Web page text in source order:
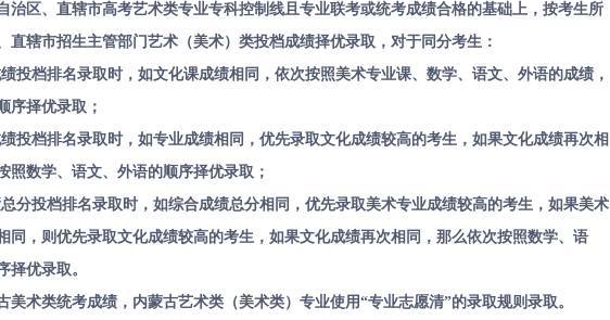
治区、直辖市高考艺术类专业专科控制线且专业联考或统考成绩合格的基础上，按考生所
直辖市招生主管部门艺术（美术）类投档成绩择优录取，对于同分考生：
投档排名录取时，如文化课成绩相同，依次按照美术专业课、数学、语文、外语的成绩，
序择优录取；
投档排名录取时，如专业成绩相同，优先录取文化成绩较高的考生，如果文化成绩再次相
照数学、语文、外语的顺序择优录取；
分投档排名录取时，如综合成绩总分相同，优先录取美术专业成绩较高的考生，如果美术
同，则优先录取文化成绩较高的考生，如果文化成绩再次相同，那么依次按照数学、语
择优录取。
美术类统考成绩，内蒙古艺术类（美术类）专业使用“专业志愿清”的录取规则录取。